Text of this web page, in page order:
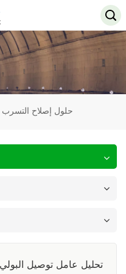
حلول إصلاح التسرب
تحليل عامل توصيل البولي